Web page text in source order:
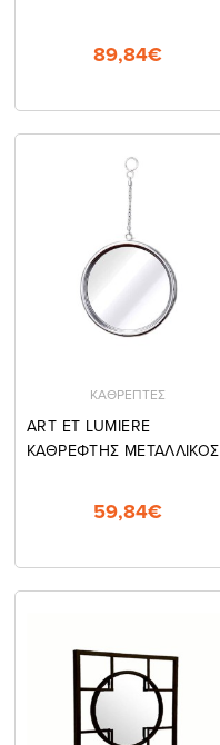
89,84€
ΚΑΘΡΕΠΤΕΣ
ART ET LUMIERE
ΚΑΘΡΕΦΤΗΣ ΜΕΤΑΛΛΙΚΟΣ
59,84€